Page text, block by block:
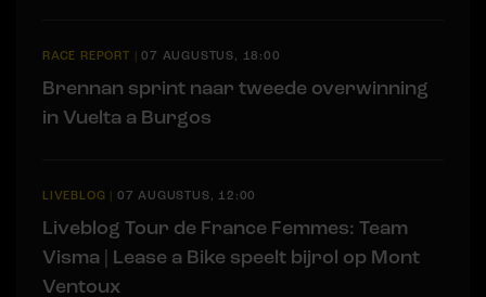
RACE REPORT |07 AUGUSTUS, 18:00
Brennan sprint naar tweede overwinning
in Vuelta a Burgos
LIVEBLOG 07 AUGUSTUS, 12:00
Liveblog Tour de France Femmes: Team
Visma | Lease a Bike speelt bijrol op Mont
Ventoux